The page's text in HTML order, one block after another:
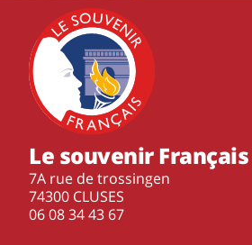
Le souvenir Français
7A rue de trossingen
74300 CLUSES
‭06 08 34 43 67‬